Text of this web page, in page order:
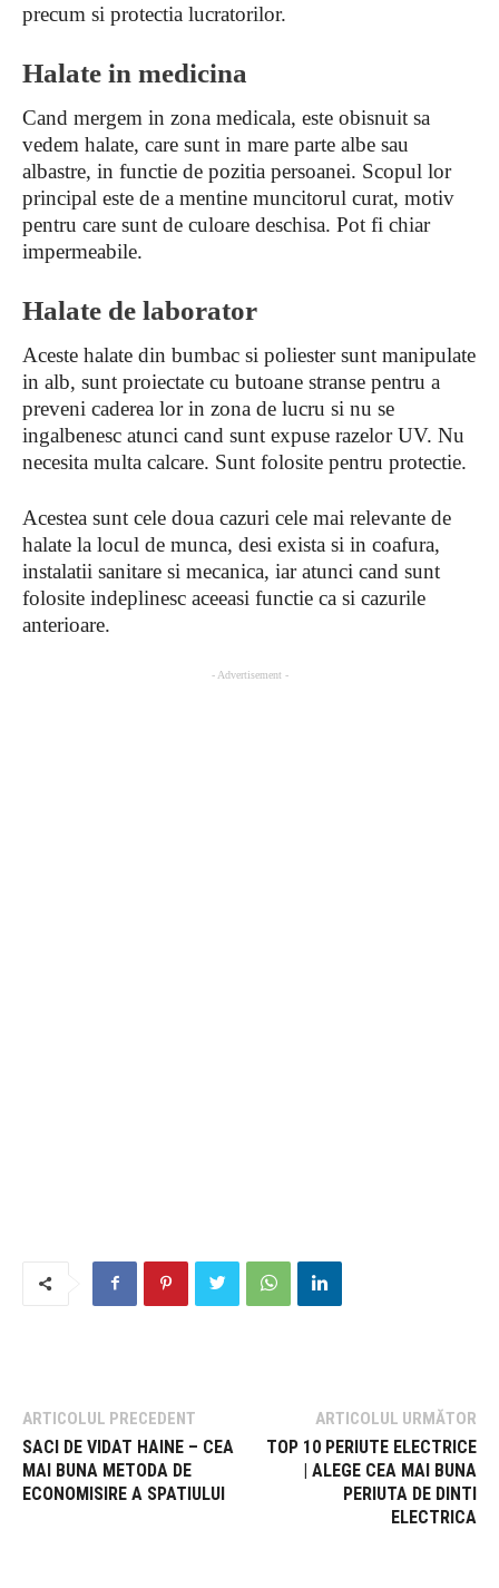
precum si protectia lucratorilor.
Halate in medicina
Cand mergem in zona medicala, este obisnuit sa
vedem halate, care sunt in mare parte albe sau
albastre, in functie de pozitia persoanei. Scopul lor
principal este de a mentine muncitorul curat, motiv
pentru care sunt de culoare deschisa. Pot fi chiar
impermeabile.
Halate de laborator
Aceste halate din bumbac si poliester sunt manipulate
in alb, sunt proiectate cu butoane stranse pentru a
preveni caderea lor in zona de lucru si nu se
ingalbenesc atunci cand sunt expuse razelor UV. Nu
necesita multa calcare. Sunt folosite pentru protectie.
Acestea sunt cele doua cazuri cele mai relevante de
halate la locul de munca, desi exista si in coafura,
instalatii sanitare si mecanica, iar atunci cand sunt
folosite indeplinesc aceeasi functie ca si cazurile
anterioare.
- Advertisement -
ARTICOLUL PRECEDENT
SACI DE VIDAT HAINE – CEA
MAI BUNA METODA DE
ECONOMISIRE A SPATIULUI
ARTICOLUL URMĂTOR
TOP 10 PERIUTE ELECTRICE
| ALEGE CEA MAI BUNA
PERIUTA DE DINTI
ELECTRICA